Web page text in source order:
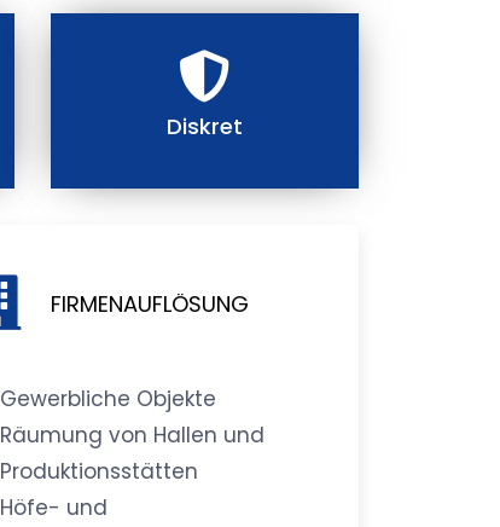
Diskret
FIRMENAUFLÖSUNG
Gewerbliche Objekte
Räumung von Hallen und
Produktionsstätten
Höfe- und